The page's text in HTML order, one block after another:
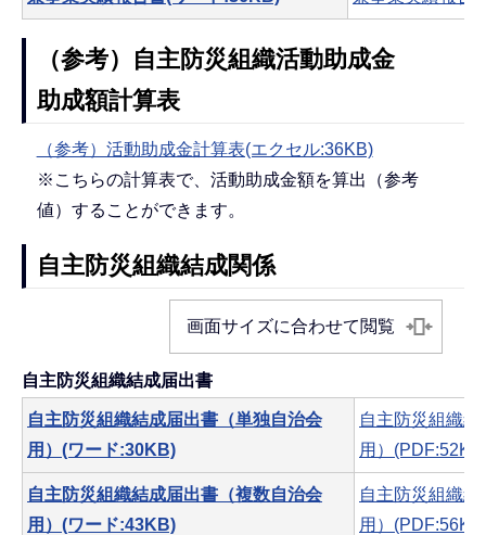
（参考）自主防災組織活動助成金
助成額計算表
（参考）活動助成金計算表(エクセル:36KB)
※こちらの計算表で、活動助成金額を算出（参考
値）することができます。
自主防災組織結成関係
画面サイズに合わせて閲覧
自主防災組織結成届出書
自主防災組織結成届出書（単独自治会
用）(ワード:30KB)
自主防災組織
用）
自主防災組織結成届出書（複数自治会
用）(ワード:43KB)
自主防災組織
用）